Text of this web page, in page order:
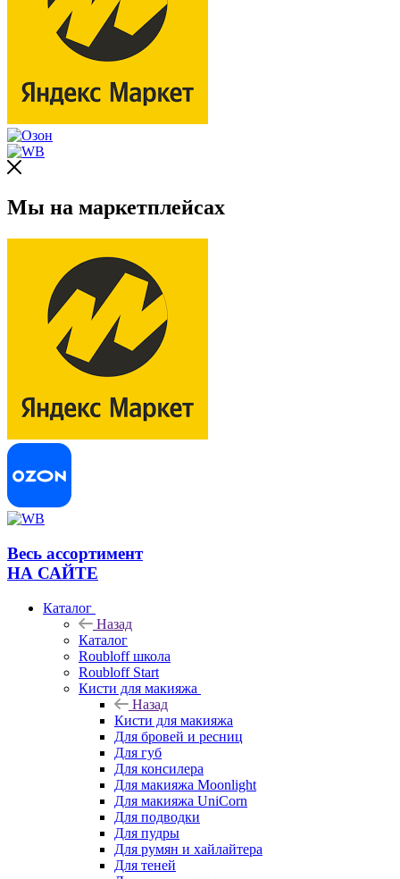
Мы на маркетплейсах
Весь ассортимент
НА САЙТЕ
Каталог
Назад
Каталог
Roubloff школа
Roubloff Start
Кисти для макияжа
Назад
Кисти для макияжа
Для бровей и ресниц
Для губ
Для консилера
Для макияжа Moonlight
Для макияжа UniCorn
Для подводки
Для пудры
Для румян и хайлайтера
Для теней